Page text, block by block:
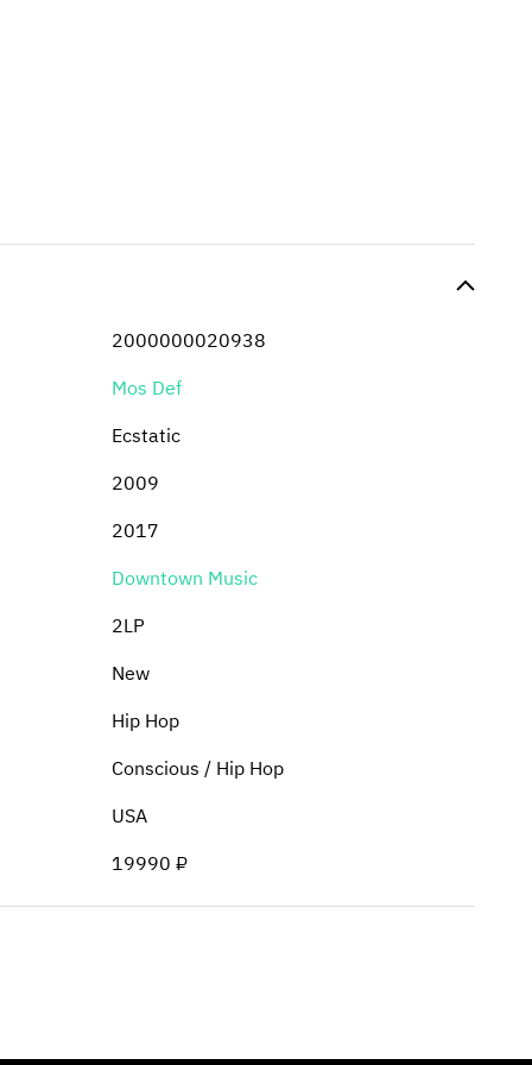
2000000020938
Mos Def
Ecstatic
2009
2017
Downtown Music
2LP
New
Hip Hop
Conscious / Hip Hop
USA
19990 ₽